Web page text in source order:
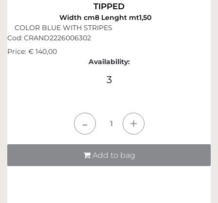
TIPPED
Width cm8 Lenght mt1,50
COLOR BLUE WITH STRIPES
Cod:CRAND2226006302
Price: € 140,00
Availability:
3
Add to bag